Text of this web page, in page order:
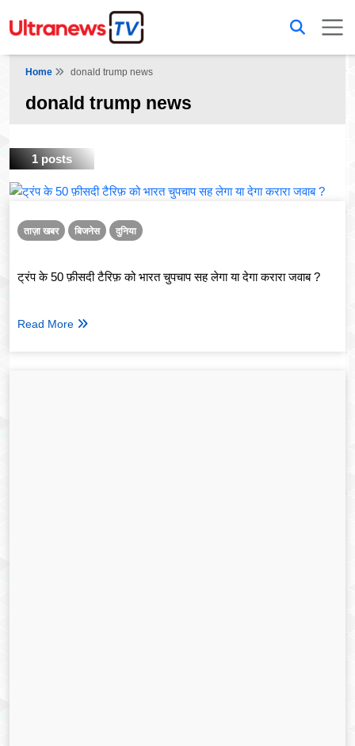
Home donald trump news
donald trump news
1 posts
ताज़ा खबर बिजनेस दुनिया
ट्रंप के 50 फ़ीसदी टैरिफ़ को भारत चुपचाप सह लेगा या देगा करारा जवाब ?
Read More